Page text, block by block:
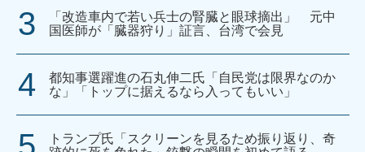
「改造車内で若い兵士の腎臓と眼球摘出」 元中
国医師が「臓器狩り」証言、台湾で会見
都知事選躍進の石丸伸二氏「自民党は限界なのか
な」「トップに据えるなら入ってもいい」
トランプ氏「スクリーンを見るため振り返り、奇